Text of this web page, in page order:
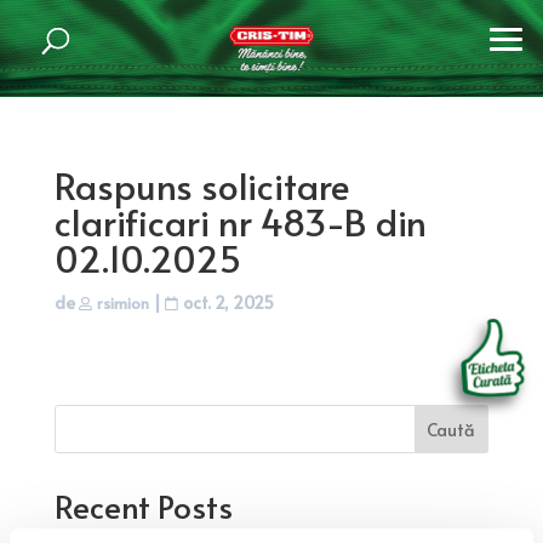
Raspuns solicitare
clarificari nr 483-B din
02.10.2025
de rsimion| oct. 2, 2025
Caută
Recent Posts